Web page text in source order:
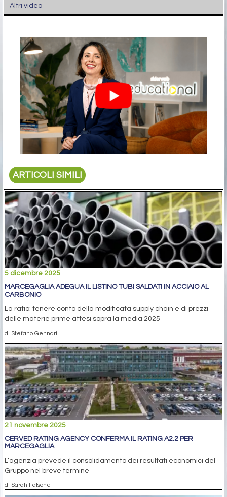
Altri video
ARTICOLI SIMILI
5 dicembre 2025
MARCEGAGLIA ADEGUA IL LISTINO TUBI SALDATI IN ACCIAIO AL
CARBONIO
La ratio: tenere conto della modificata supply chain e di prezzi
delle materie prime attesi sopra la media 2025
di Stefano Gennari
21 novembre 2025
CERVED RATING AGENCY CONFERMA IL RATING A2.2 PER
MARCEGAGLIA
L’agenzia prevede il consolidamento dei resultati economici del
Gruppo nel breve termine
di Sarah Falsone